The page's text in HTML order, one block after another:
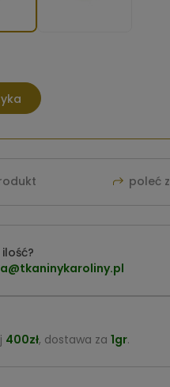
poleć
400zł, dostawa za 1gr.